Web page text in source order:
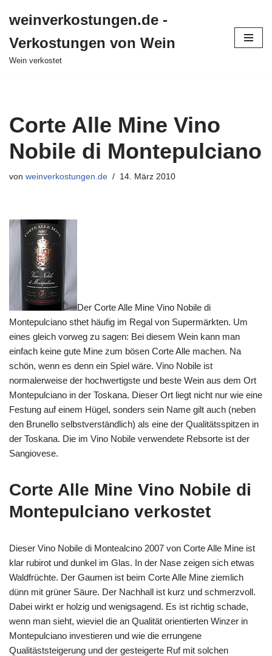
Inhalt
springen
weinverkostungen.de -
Verkostungen von Wein
Wein verkostet
Corte Alle Mine Vino
Nobile di Montepulciano
von weinverkostungen.de 14. März 2010
Der Corte Alle Mine Vino Nobile di
Montepulciano sthet häufig im Regal von Supermärkten. Um
eines gleich vorweg zu sagen: Bei diesem Wein kann man
einfach keine gute Mine zum bösen Corte Alle machen. Na
schön, wenn es denn ein Spiel wäre. Vino Nobile ist
normalerweise der hochwertigste und beste Wein aus dem Ort
Montepulciano in der Toskana. Dieser Ort liegt nicht nur wie eine
Festung auf einem Hügel, sonders sein Name gilt auch (neben
den Brunello selbstverständlich) als eine der Qualitätsspitzen in
der Toskana. Die im Vino Nobile verwendete Rebsorte ist der
Sangiovese.
Corte Alle Mine Vino Nobile di
Montepulciano verkostet
Dieser Vino Nobile di Montealcino 2007 von Corte Alle Mine ist
klar rubirot und dunkel im Glas. In der Nase zeigen sich etwas
Waldfrüchte. Der Gaumen ist beim Corte Alle Mine ziemlich
dünn mit grüner Säure. Der Nachhall ist kurz und schmerzvoll.
Dabei wirkt er holzig und wenigsagend. Es ist richtig schade,
wenn man sieht, wieviel die an Qualität orientierten Winzer in
Montepulciano investieren und wie die errungene
Qualitäststeigerung und der gesteigerte Ruf mit solchen